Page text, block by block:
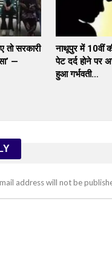
तो सरकारी
—
नाथूपुर में 10वीं
पेट दर्द होने पर
हुआ गर्भवती…
address will not be